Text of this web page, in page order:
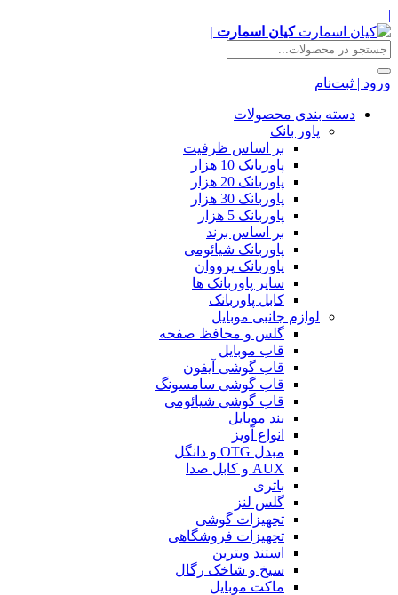
|
کیان اسمارت |
ورود | ثبت‌نام
دسته بندی محصولات
پاور بانک
بر اساس ظرفیت
پاوربانک 10 هزار
پاوربانک 20 هزار
پاوربانک 30 هزار
پاوربانک 5 هزار
بر اساس برند
پاوربانک شیائومی
پاوربانک پرووان
سایر پاوربانک ها
کابل پاوربانک
لوازم جانبی موبایل
گلس و محافظ صفحه
قاب موبایل
قاب گوشی آیفون
قاب گوشی سامسونگ
قاب گوشی شیائومی
بند موبایل
انواع آویز
مبدل OTG و دانگل
AUX و کابل صدا
باتری
گلس لنز
تجهیزات گوشی
تجهیزات فروشگاهی
استند ویترین
سیخ و شاخک رگال
ماکت موبایل